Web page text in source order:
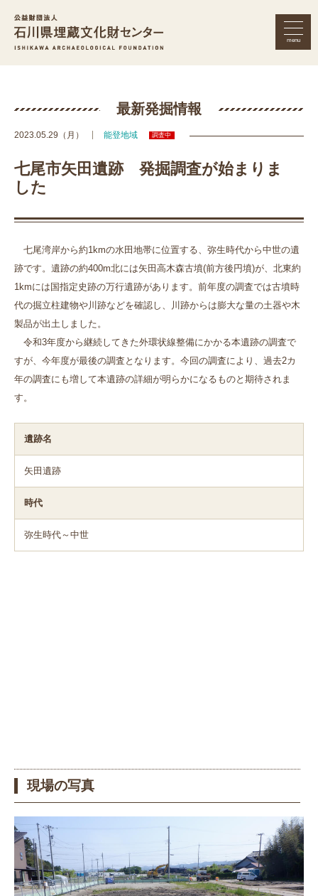
menu
最新発掘情報
2023.05.29（月） 能登地域 調査中
七尾市矢田遺跡 発掘調査が始まりま
した
七尾湾岸から約1kmの水田地帯に位置する、弥生時代から中世の遺
跡です。遺跡の約400m北には矢田高木森古墳(前方後円墳)が、北東約
1kmには国指定史跡の万行遺跡があります。前年度の調査では古墳時
代の掘立柱建物や川跡などを確認し、川跡からは膨大な量の土器や木
製品が出土しました。
令和3年度から継続してきた外環状線整備にかかる本遺跡の調査で
すが、今年度が最後の調査となります。今回の調査により、過去2カ
年の調査にも増して本遺跡の詳細が明らかになるものと期待されま
す。
遺跡名
矢田遺跡
時代
弥生時代～中世
現場の写真